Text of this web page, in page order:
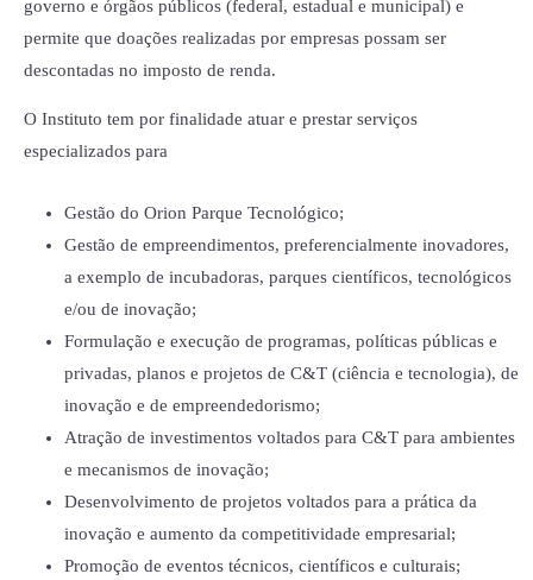
governo e órgãos públicos (federal, estadual e municipal) e
permite que doações realizadas por empresas possam ser
descontadas no imposto de renda.
O Instituto tem por finalidade atuar e prestar serviços
especializados para
Gestão do Orion Parque Tecnológico;
Gestão de empreendimentos, preferencialmente inovadores,
a exemplo de incubadoras, parques científicos, tecnológicos
e/ou de inovação;
Formulação e execução de programas, políticas públicas e
privadas, planos e projetos de C&T (ciência e tecnologia), de
inovação e de empreendedorismo;
Atração de investimentos voltados para C&T para ambientes
e mecanismos de inovação;
Desenvolvimento de projetos voltados para a prática da
inovação e aumento da competitividade empresarial;
Promoção de eventos técnicos, científicos e culturais;